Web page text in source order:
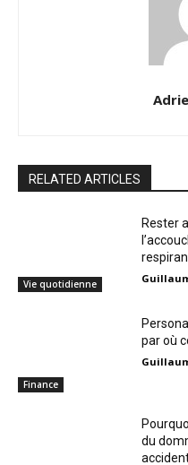
RELATED ARTICLES
Vie quotidienne
Rester
Finance
par où
du